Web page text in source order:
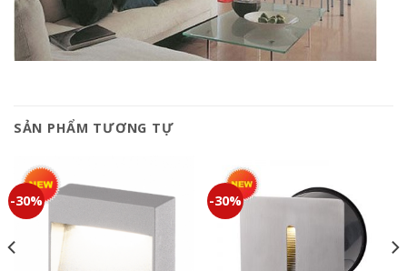
SẢN PHẨM TƯƠNG TỰ
-30% -30%